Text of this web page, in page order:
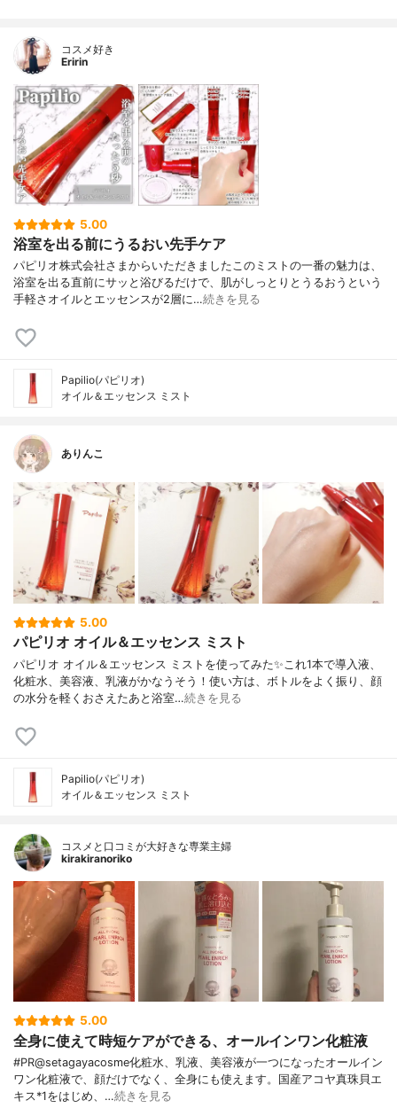
コスメ好き
Eririn
5.00
浴室を出る前にうるおい先手ケア
パピリオ株式会社さまからいただきましたこのミストの一番の魅力は、
浴室を出る直前にサッと浴びるだけで、肌がしっとりとうるおうという
手軽さオイルとエッセンスが2層に…続きを見る
Papilio(パピリオ)
オイル＆エッセンス ミスト
ありんこ
5.00
パピリオ オイル＆エッセンス ミスト
パピリオ オイル＆エッセンス ミストを使ってみた✨これ1本で導入液、
化粧水、美容液、乳液がかなうそう！使い方は、ボトルをよく振り、顔
の水分を軽くおさえたあと浴室…続きを見る
Papilio(パピリオ)
オイル＆エッセンス ミスト
コスメと口コミが大好きな専業主婦
kirakiranoriko
5.00
全身に使えて時短ケアができる、オールインワン化粧液
#PR@setagayacosme化粧水、乳液、美容液が一つになったオールイン
ワン化粧液で、顔だけでなく、全身にも使えます。国産アコヤ真珠貝エ
キス*1をはじめ、…続きを見る